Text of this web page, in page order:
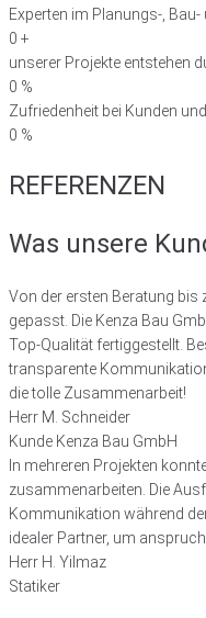
Experten im Planungs-,
0 +
unserer Projekte entstehen
0 %
Zufriedenheit bei Kunden
0 %
REFERENZEN
Was unsere
Von der ersten Beratung bis
gepasst. Die Kenza Bau
Top-Qualität fertiggestellt.
transparente
die tolle Zusammenarbeit!
Herr M. Schneider
Kunde Kenza Bau GmbH
In mehreren Projekten
zusammenarbeiten. Die
Kommunikation während
idealer Partner, um
Herr H. Yilmaz
Statiker